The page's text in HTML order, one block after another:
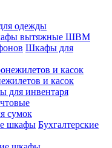
одежды
вытяжные ШВМ
Шкафы для
и касок
для инвентаря
сумок
Бухгалтерские